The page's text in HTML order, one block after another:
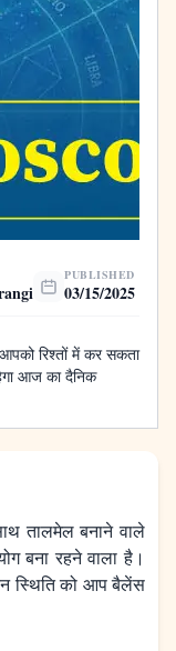
PUBLISHED
03/15/2025
रिश्तों में कर सकता
आज का दैनिक
तालमेल बनाने वाले
बना रहने वाला है।
स्थिति को आप बैलेंस